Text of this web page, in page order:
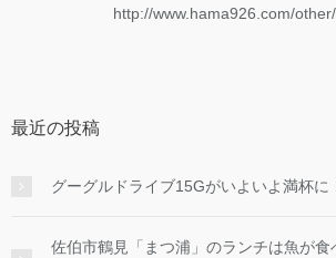
http://www.hama926.com/
最近の投稿
グーグルドライブ15Gがいよいよ満杯に
佐伯市鶴見「まつ浦」のランチは魚が